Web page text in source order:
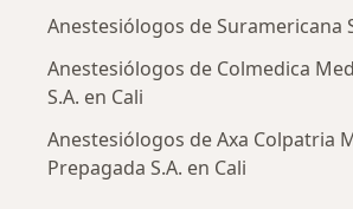
Anestesiólogos de Suramericana
Anestesiólogos de Colmedica
S.A. en Cali
Anestesiólogos de Axa Colpatria
Prepagada S.A. en Cali